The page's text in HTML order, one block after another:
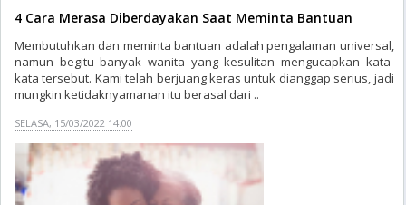
4 Cara Merasa Diberdayakan Saat Meminta Bantuan
Membutuhkan dan meminta bantuan adalah pengalaman universal,
namun begitu banyak wanita yang kesulitan mengucapkan kata-
kata tersebut. Kami telah berjuang keras untuk dianggap serius, jadi
mungkin ketidaknyamanan itu berasal dari ..
SELASA, 15/03/2022 14:00